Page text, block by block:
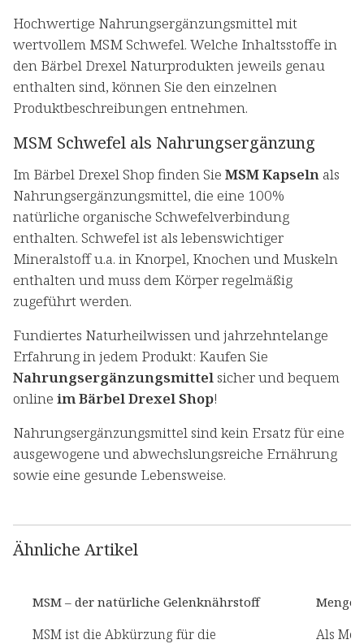
Hochwertige Nahrungsergänzungsmittel mit
wertvollem MSM Schwefel. Welche Inhaltsstoffe in
den Bärbel Drexel Naturprodukten jeweils genau
enthalten sind, können Sie den einzelnen
Produktbeschreibungen entnehmen.
MSM Schwefel als Nahrungsergänzung
Im Bärbel Drexel Shop finden Sie MSM Kapseln als
Nahrungsergänzungsmittel, die eine 100%
natürliche organische Schwefelverbindung
enthalten. Schwefel ist als lebenswichtiger
Mineralstoff u.a. in Knorpel, Knochen und Muskeln
enthalten und muss dem Körper regelmäßig
zugeführt werden.
Fundiertes Naturheilwissen und jahrzehntelange
Erfahrung in jedem Produkt: Kaufen Sie
Nahrungsergänzungsmittel sicher und bequem
online im Bärbel Drexel Shop!
Nahrungsergänzungsmittel sind kein Ersatz für eine
ausgewogene und abwechslungsreiche Ernährung
sowie eine gesunde Lebensweise.
Ähnliche Artikel
MSM – der natürliche Gelenknährstoff
MSM ist die Abkürzung für die Als